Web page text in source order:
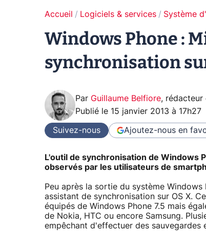
Accueil Logiciels & services Système
Windows Phone :
synchronisation
Par Guillaume Belfiore, rédacteur
Publié le 15 janvier 2013 à 17h27
Suivez-nous Ajoutez-nous en
L'outil de synchronisation de Windows
observés par les utilisateurs de
Peu après la sortie du système
assistant de synchronisation sur OS X.
équipés de Windows Phone 7.5 mais
de Nokia, HTC ou encore Samsung.
empêchant d'effectuer des sauvegardes